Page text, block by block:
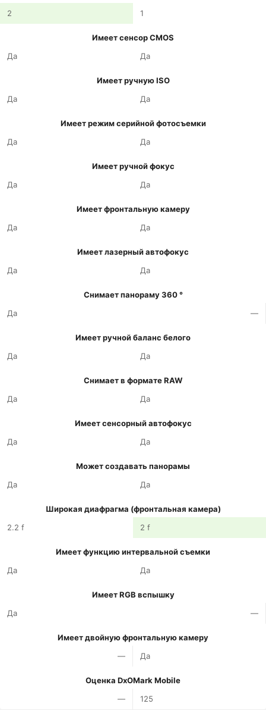
2
1
Имеет сенсор CMOS
Да
Да
Имеет ручную ISO
Да
Да
Имеет режим серийной фотосъемки
Да
Да
Имеет ручной фокус
Да
Да
Имеет фронтальную камеру
Да
Да
Имеет лазерный автофокус
Да
Да
Снимает панораму 360 °
Да
—
Имеет ручной баланс белого
Да
Да
Снимает в формате RAW
Да
Да
Имеет сенсорный автофокус
Да
Да
Может создавать панорамы
Да
Да
Широкая диафрагма (фронтальная камера)
2.2 f
2 f
Имеет функцию интервальной съемки
Да
Да
Имеет RGB вспышку
Да
—
Имеет двойную фронтальную камеру
—
Да
Оценка DxOMark Mobile
—
125